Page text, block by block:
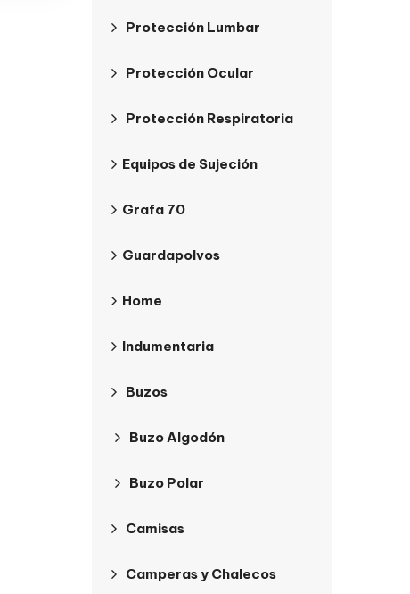
Protección Lumbar
Protección Ocular
Protección Respiratoria
Equipos de Sujeción
Grafa 70
Guardapolvos
Home
Indumentaria
Buzos
Buzo Algodón
Buzo Polar
Camisas
Camperas y Chalecos